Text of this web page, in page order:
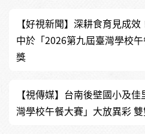
【好視新聞】深耕食育見成
中於「2026第九屆臺灣學校
獎
【視傳媒】台南後壁國小及
灣學校午餐大賽」大放異彩